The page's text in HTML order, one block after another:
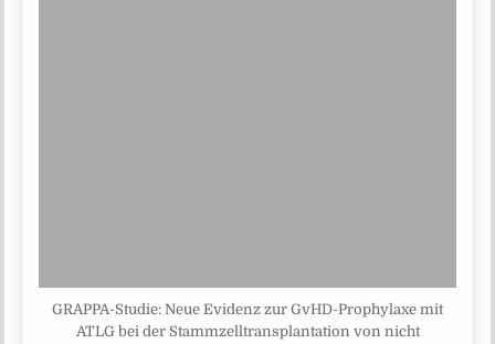
GRAPPA-Studie: Neue Evidenz zur GvHD-Prophylaxe mit
ATLG bei der Stammzelltransplantation von nicht